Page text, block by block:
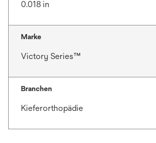
0.018 in
Marke
Victory Series™
Branchen
Kieferorthopädie